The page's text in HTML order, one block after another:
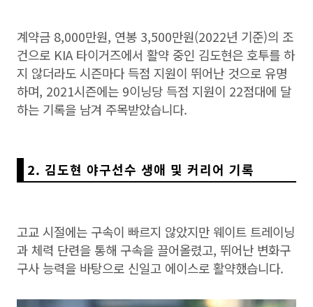
계약금 8,000만원, 연봉 3,500만원(2022년 기준)의 조
건으로 KIA 타이거즈에서 활약 중인 김도현은 호투를 하
지 않더라도 시즌마다 득점 지원이 뛰어난 것으로 유명
하며, 2021시즌에는 9이닝당 득점 지원이 22점대에 달
하는 기록을 남겨 주목받았습니다.
2. 김도현 야구선수 생애 및 커리어 기록
고교 시절에는 구속이 빠르지 않았지만 웨이트 트레이닝
과 체력 단련을 통해 구속을 끌어올렸고, 뛰어난 변화구
구사 능력을 바탕으로 신일고 에이스로 활약했습니다.